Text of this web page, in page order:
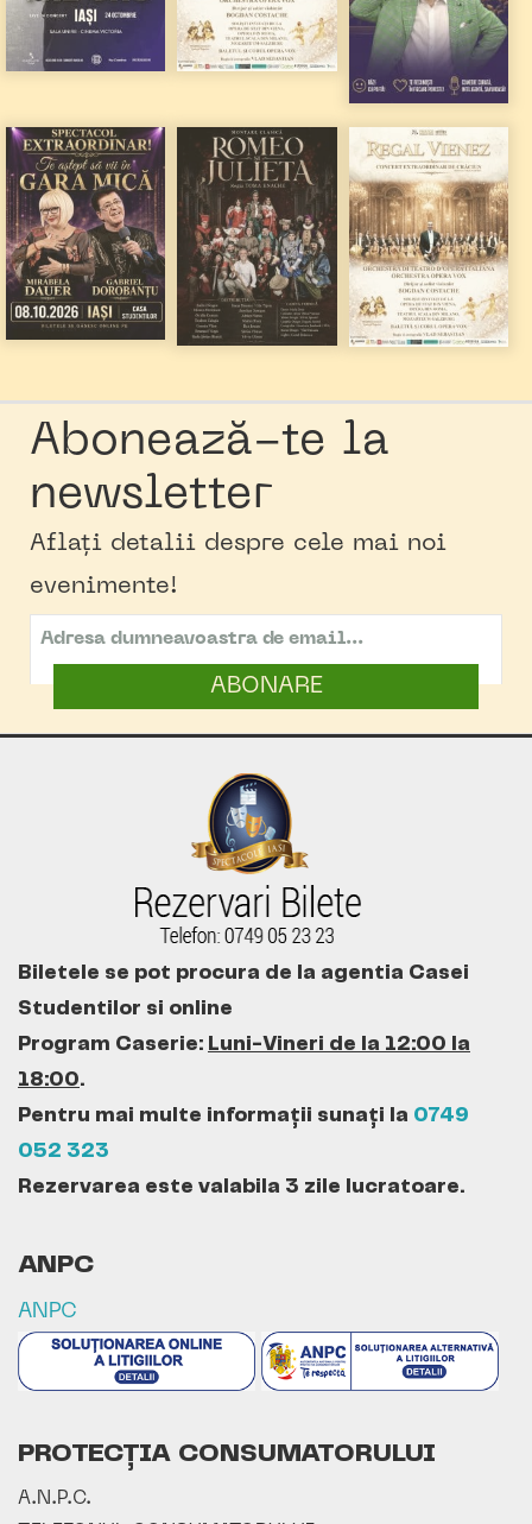
Abonează-te la
newsletter
Aflați detalii despre cele mai noi
evenimente!
ABONARE
Biletele se pot procura de la agentia Casei
Studentilor si online
Program Caserie: Luni-Vineri de la 12:00 la
18:00.
Pentru mai multe informații sunați la 0749
052 323
Rezervarea este valabila 3 zile lucratoare.
ANPC
ANPC
PROTECȚIA CONSUMATORULUI
A.N.P.C.